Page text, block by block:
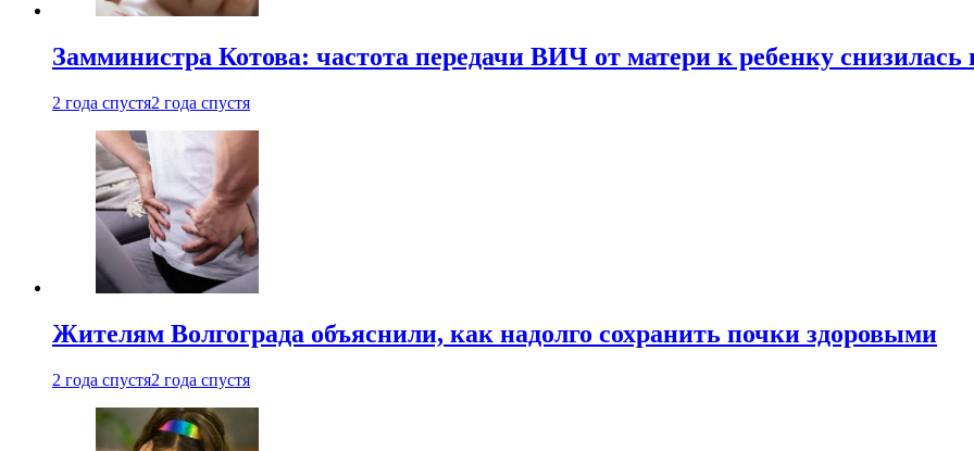
Замминистра Котова: частота передачи ВИЧ от матери к ребенку снизилась
2 года спустя2 года спустя
Жителям Волгограда объяснили, как надолго сохранить почки здоровыми
2 года спустя2 года спустя